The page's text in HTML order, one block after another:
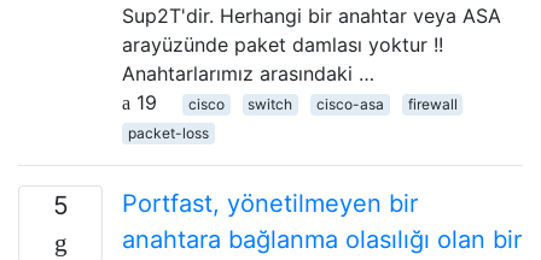
Sup2T'dir. Herhangi bir anahtar veya ASA
arayüzünde paket damlası yoktur !!
Anahtarlarımız arasındaki …
19
cisco switch cisco-asa
firewall
packet-loss
5
Portfast, yönetilmeyen bir
anahtara bağlanma olasılığı olan bir